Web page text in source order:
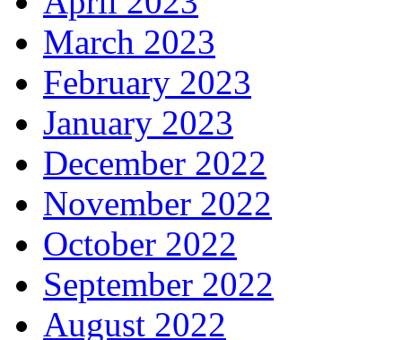
March 2023
February 2023
January 2023
December 2022
November 2022
October 2022
September 2022
August 2022